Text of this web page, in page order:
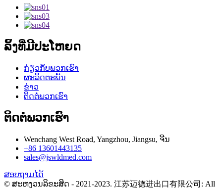
ລິ້ງທີ່ມີປະໂຫຍດ
ກ່ຽວກັບພວກເຮົາ
ຜະລິດຕະພັນ
ຂ່າວ
ຕິດຕໍ່ພວກເຮົາ
ຕິດຕໍ່ພວກເຮົາ
Wenchang West Road, Yangzhou, Jiangsu, ຈີນ
+86 13601443135
sales@jswldmed.com
ສອບຖາມໄດ້
© ສະຫງວນລິຂະສິດ - 2021-2023. 江苏迈德进出口有限公司: All